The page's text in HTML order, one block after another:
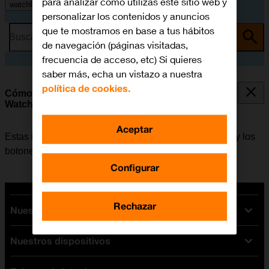
watchOS 9
Busca por problema o tema
Cómo utilizar la pantalla y los botones del Apple
Watch
Estas instrucciones muestran cómo utilizar la pantalla y los
botones del Apple Watch.
Nuestras tarifas
Tarifas Orange
Tarifas fibra y móvil
Nuestros dispositivos
personalizar los contenidos y anuncios
que te mostramos en base a tus hábitos
de navegación (páginas visitadas,
frecuencia de acceso, etc) Si quieres
saber más, echa un vistazo a nuestra
política de cookies.
Configurar
Rechazar
Aceptar